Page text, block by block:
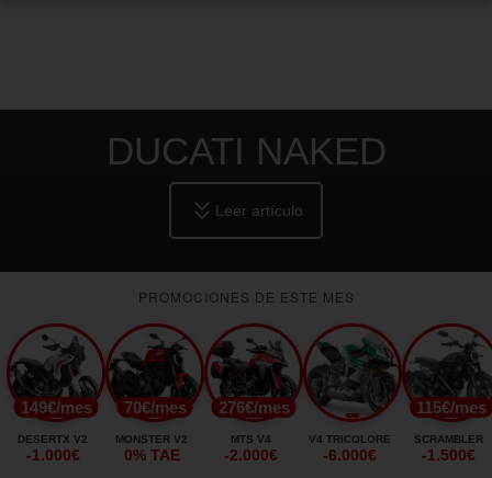
DUCATI NAKED
Leer artículo
PROMOCIONES DE ESTE MES
149€/mes
DESERTX V2
-1.000€
70€/mes
MONSTER V2
0% TAE
276€/mes
MTS V4
-2.000€
V4 TRICOLORE
-6.000€
115€/mes
SCRAMBLER
-1.500€